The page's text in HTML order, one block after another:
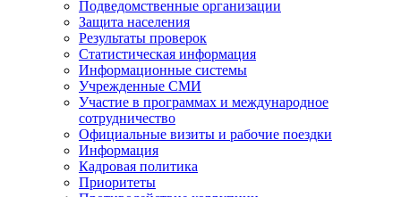
Подведомственные организации
Защита населения
Результаты проверок
Статистическая информация
Информационные системы
Учрежденные СМИ
Участие в программах и международное
сотрудничество
Официальные визиты и рабочие поездки
Информация
Кадровая политика
Приоритеты